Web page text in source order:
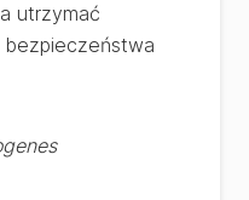
utrzymać